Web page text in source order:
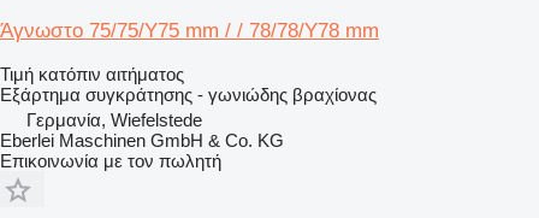
Άγνωστο 75/75/Υ75 mm / / 78/78/Υ78 mm
Τιμή κατόπιν αιτήματος
Εξάρτημα συγκράτησης - γωνιώδης βραχίονας
Γερμανία, Wiefelstede
Eberlei Maschinen GmbH & Co. KG
Επικοινωνία με τον πωλητή